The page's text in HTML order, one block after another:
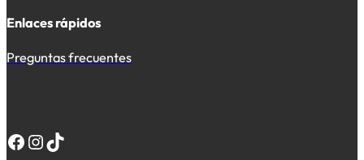
Enlaces rápidos
Preguntas frecuentes
Facebook InstagramTikTok